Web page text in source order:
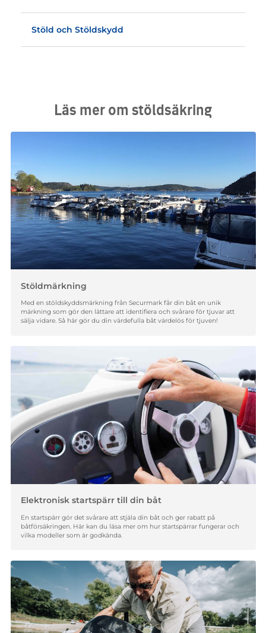
Stöld och Stöldskydd
Läs mer om stöldsäkring
Stöldmärkning
Med en stöldskyddsmärkning från Securmark får din båt en unik
märkning som gör den lättare att identifiera och svårare för tjuvar att
sälja vidare. Så här gör du din värdefulla båt värdelös för tjuven!
Elektronisk startspärr till din båt
En startspärr gör det svårare att stjäla din båt och ger rabatt på
båtförsäkringen. Här kan du läsa mer om hur startspärrar fungerar och
vilka modeller som är godkända.